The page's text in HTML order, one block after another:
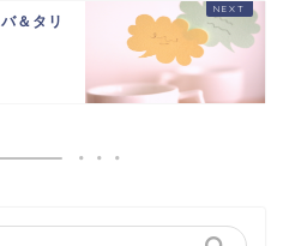
＆タリ